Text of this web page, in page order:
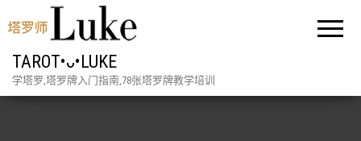
TAROT•ᴗ•LUKE
学塔罗,塔罗牌入门指南,78张塔罗牌教学培训